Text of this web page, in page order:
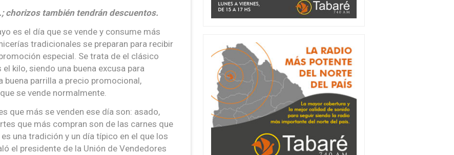
chorizos también tendrán descuentos.
es el día que se vende y consume más
tradicionales se preparan para recibir
especial. Se trata de el clásico
kilo, siendo una buena excusa para
parrilla a precio promocional,
se vende normalmente.
que más se venden ese día son: asado,
que más compran son de las carnes que
una tradición y un día típico en el que los
el presidente de la Unión de Vendedores